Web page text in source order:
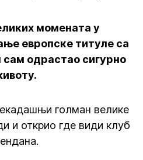
момената у
европске титуле са
одрастао сигурно
голман велике
и открио где види клуб